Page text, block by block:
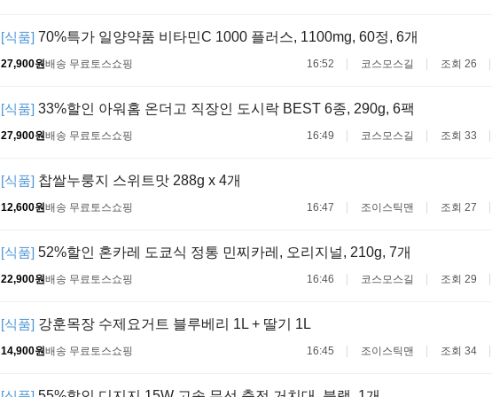
[식품] 70%특가 일양약품 비타민C 1000 플러스, 1100mg, 60정, 6개
27,900원배송 무료 토스쇼핑 16:52 코스모스길 조회 26
[식품] 33%할인 아워홈 온더고 직장인 도시락 BEST 6종, 290g, 6팩
27,900원배송 무료 토스쇼핑 16:49 코스모스길 조회 33
[식품] 찹쌀누룽지 스위트맛 288g x 4개
12,600원배송 무료 토스쇼핑 16:47 조이스틱맨 조회 27
[식품] 52%할인 혼카레 도쿄식 정통 민찌카레, 오리지널, 210g, 7개
22,900원배송 무료 토스쇼핑 16:46 코스모스길 조회 29
[식품] 강훈목장 수제요거트 블루베리 1L + 딸기 1L
14,900원배송 무료 토스쇼핑 16:45 조이스틱맨 조회 34